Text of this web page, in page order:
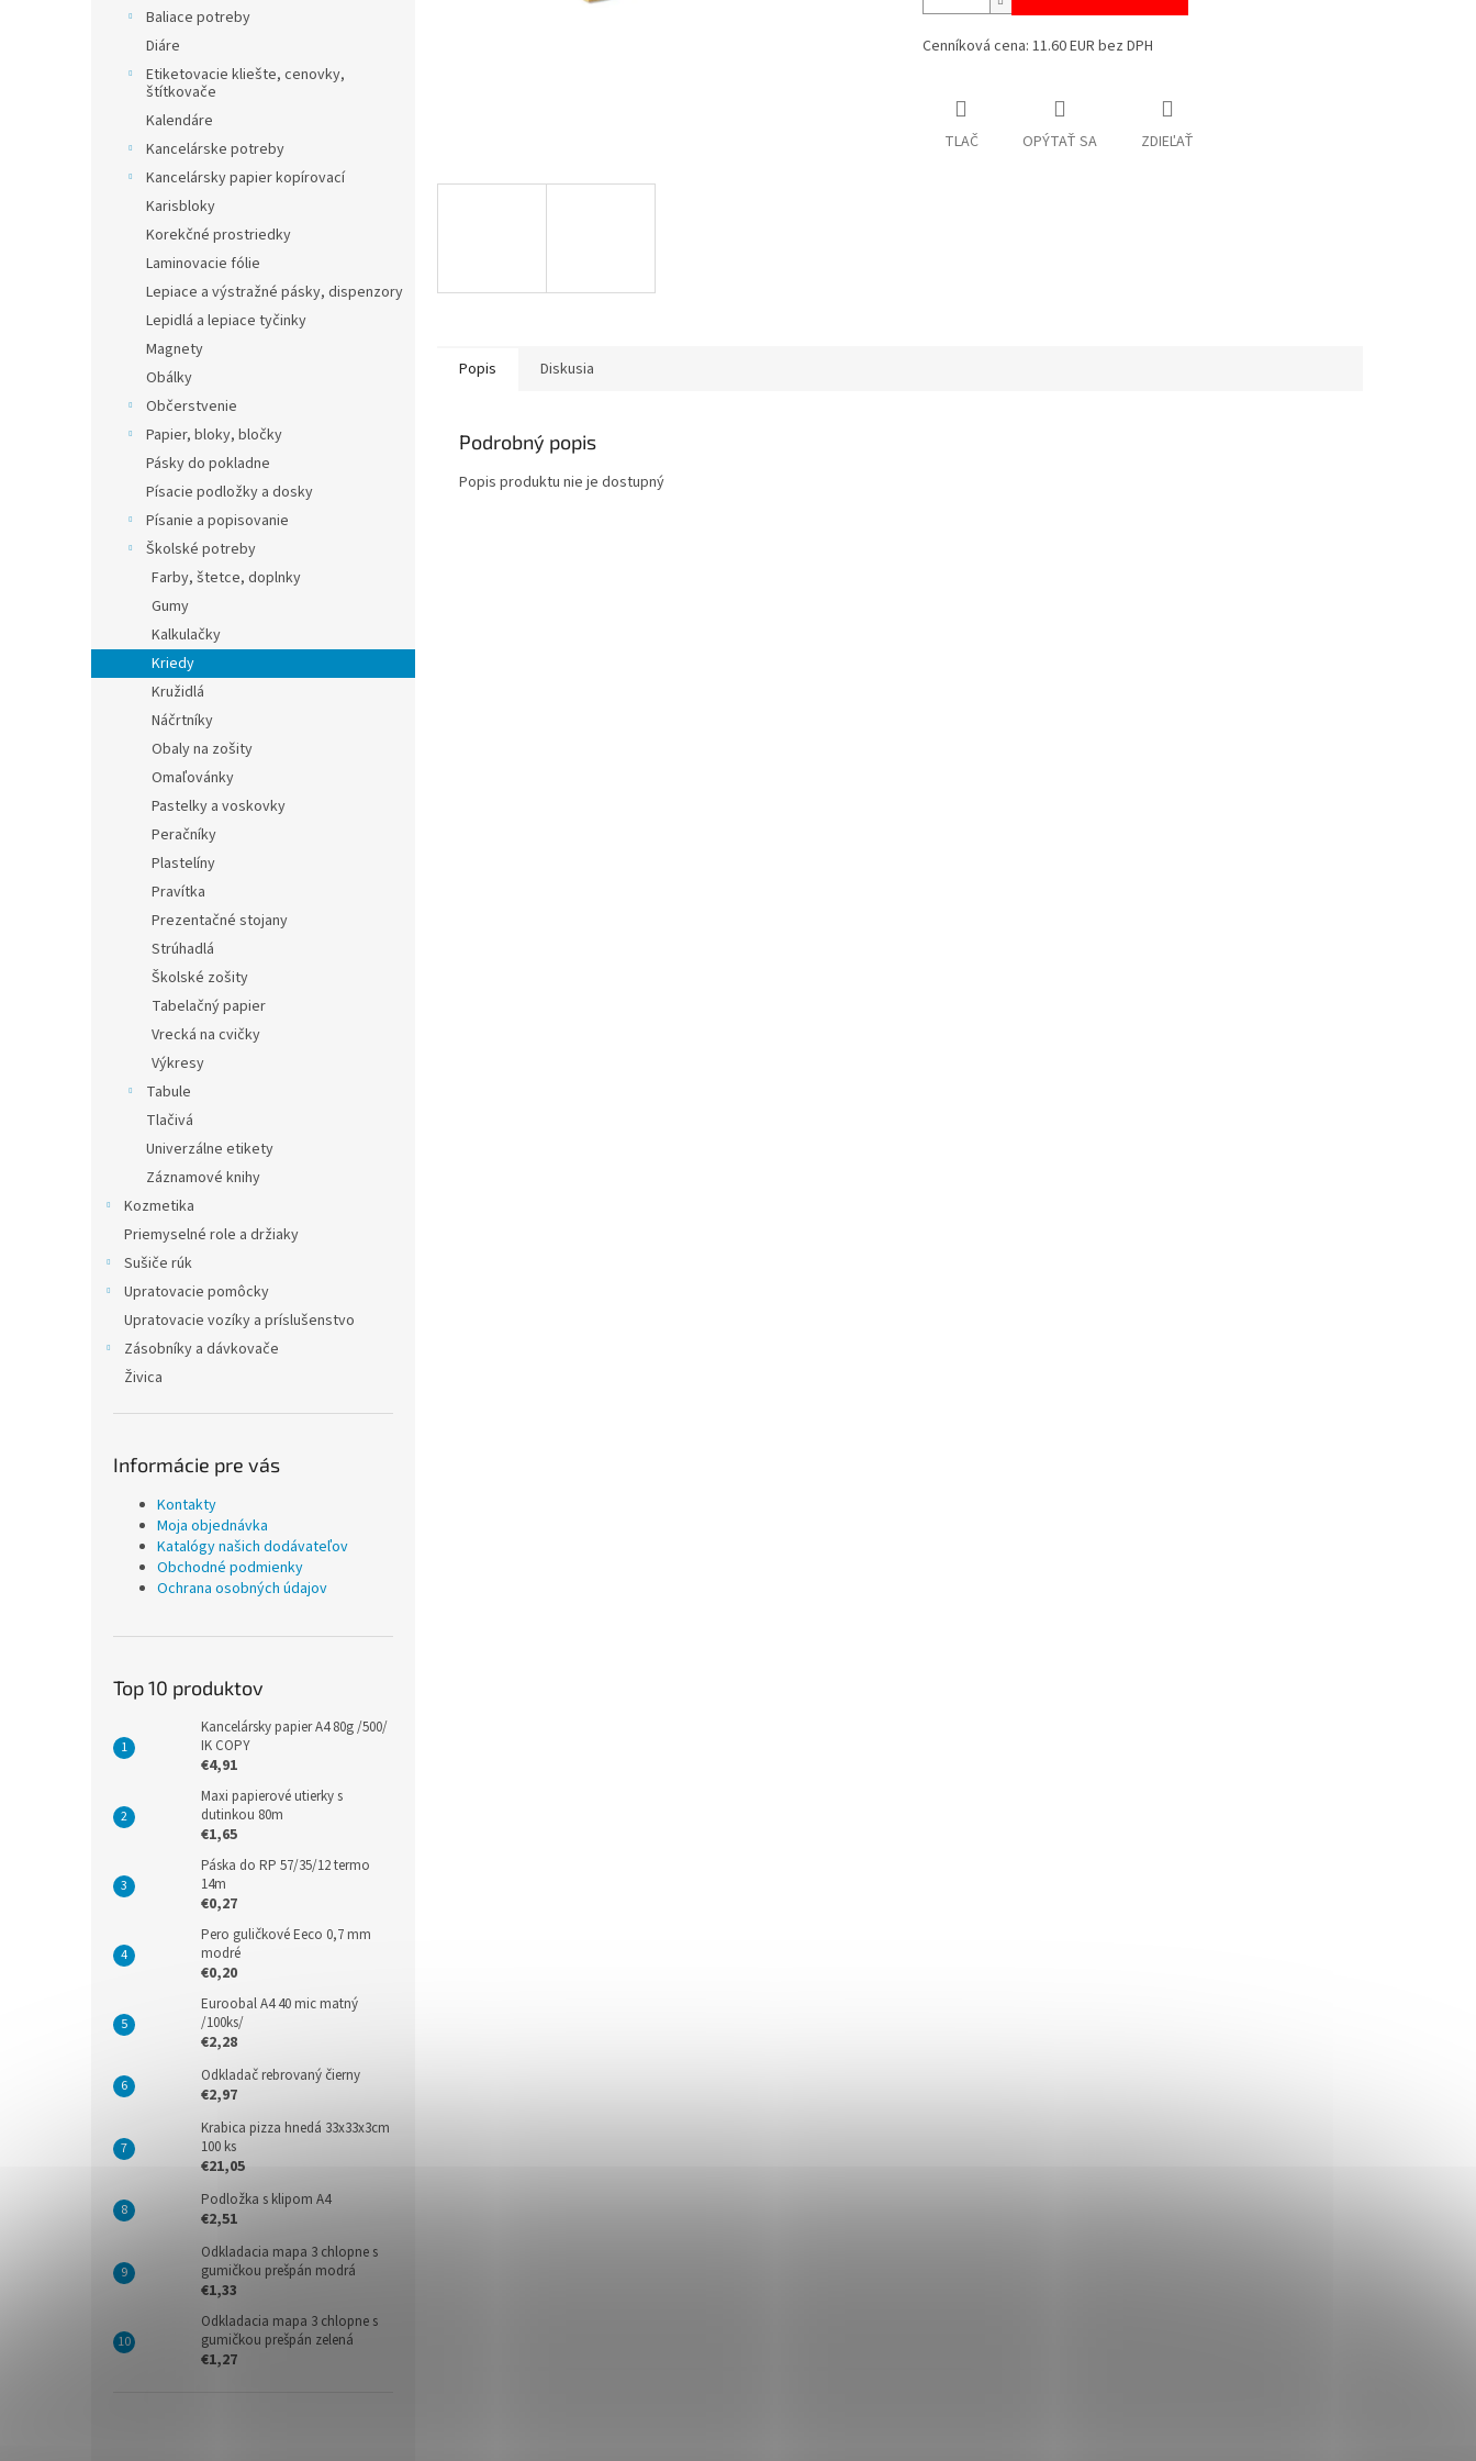
Baliace potreby
Diáre
Etiketovacie kliešte, cenovky,
štítkovače
Kalendáre
Kancelárske potreby
Kancelársky papier kopírovací
Karisbloky
Korekčné prostriedky
Laminovacie fólie
Lepiace a výstražné pásky, dispenzory
Lepidlá a lepiace tyčinky
Magnety
Obálky
Občerstvenie
Papier, bloky, bločky
Pásky do pokladne
Písacie podložky a dosky
Písanie a popisovanie
Školské potreby
Farby, štetce, doplnky
Gumy
Kalkulačky
Kriedy
Kružidlá
Náčrtníky
Obaly na zošity
Omaľovánky
Pastelky a voskovky
Peračníky
Plastelíny
Pravítka
Prezentačné stojany
Strúhadlá
Školské zošity
Tabelačný papier
Vrecká na cvičky
Výkresy
Tabule
Tlačivá
Univerzálne etikety
Záznamové knihy
Kozmetika
Priemyselné role a držiaky
Sušiče rúk
Upratovacie pomôcky
Upratovacie vozíky a príslušenstvo
Zásobníky a dávkovače
Živica
Informácie pre vás
Kontakty
Moja objednávka
Katalógy našich dodávateľov
Obchodné podmienky
Ochrana osobných údajov
Top 10 produktov
Kancelársky papier A4 80g /500/
IK COPY
€4,91
Maxi papierové utierky s
dutinkou 80m
€1,65
Páska do RP 57/35/12 termo
14m
€0,27
Pero guličkové Eeco 0,7 mm
modré
€0,20
Euroobal A4 40 mic matný
/100ks/
€2,28
Odkladač rebrovaný čierny
€2,97
Krabica pizza hnedá 33x33x3cm
100 ks
€21,05
Podložka s klipom A4
€2,51
Odkladacia mapa 3 chlopne s
gumičkou prešpán modrá
€1,33
Odkladacia mapa 3 chlopne s
gumičkou prešpán zelená
€1,27
Cenníková cena: 11.60 EUR bez DPH
TLAČ OPÝTAŤ SA ZDIEĽAŤ
Popis Diskusia
Podrobný popis
Popis produktu nie je dostupný